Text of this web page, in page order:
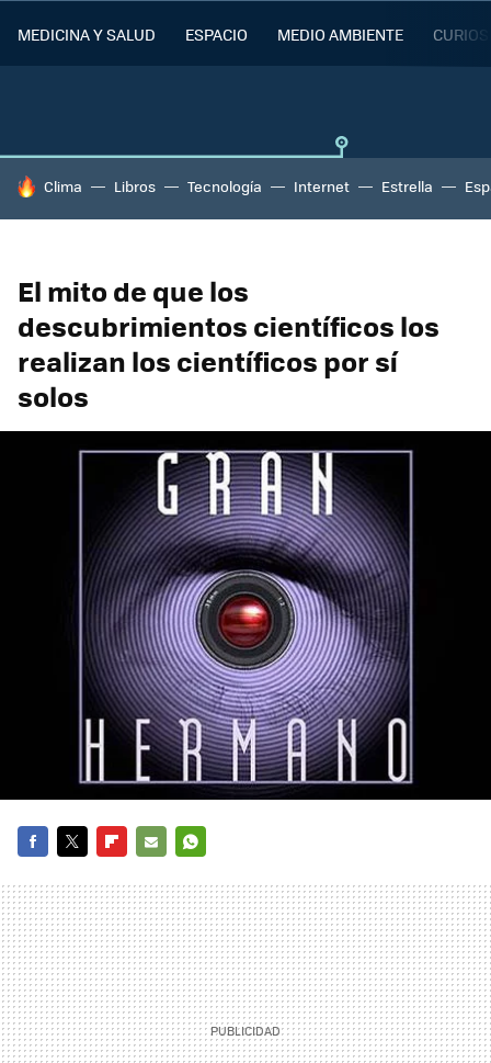
MEDICINA Y SALUD ESPACIO MEDIO AMBIENTE
HOY SE HABLA DE
Clima Libros Tecnología Internet Estrella
El mito de que los
descubrimientos científicos los
realizan los científicos por sí
solos
MAIL